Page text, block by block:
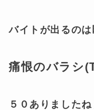
バイトが出るの
痛恨のバラシ
５０ありましたね